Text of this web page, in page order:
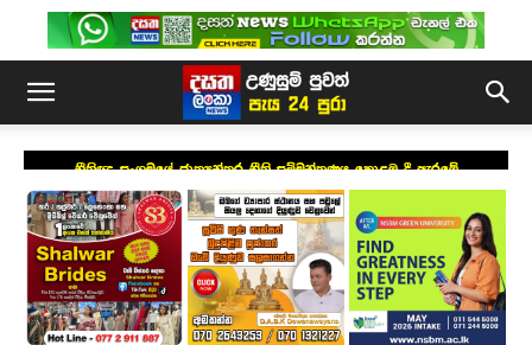
නීතිඥ සංගමයේ ජාත්‍යන්තර නීති සම්මන්ත්‍රණය කොළඹ දී ඇරඹේ